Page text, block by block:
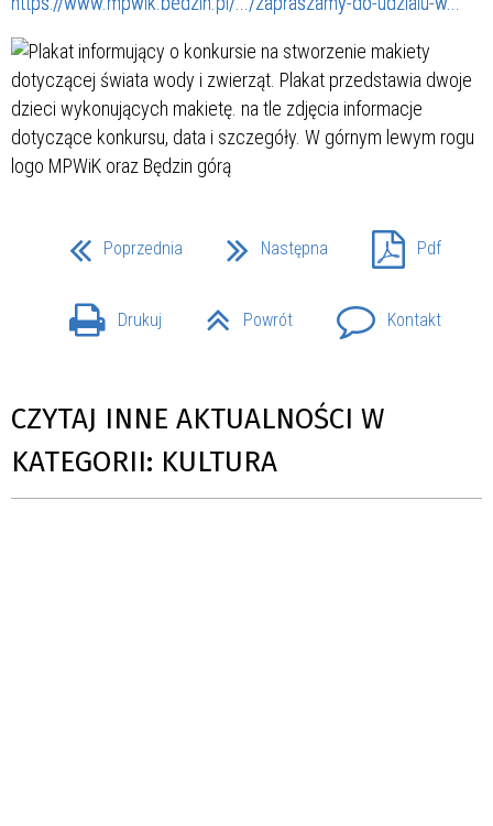
Poprzednia Następna Pdf
Drukuj Powrót Kontakt
CZYTAJ INNE AKTUALNOŚCI W
KATEGORII: KULTURA